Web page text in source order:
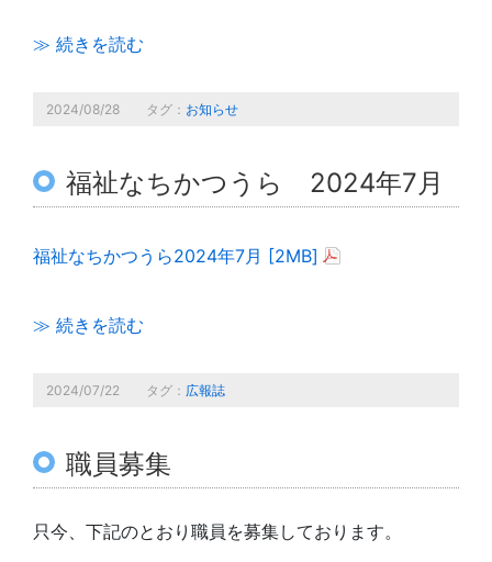
≫ 続きを読む
2024/08/28 タグ： お知らせ
福祉なちかつうら 2024年7月
福祉なちかつうら2024年7月 [2MB]
≫ 続きを読む
2024/07/22 タグ： 広報誌
職員募集
只今、下記のとおり職員を募集しております。